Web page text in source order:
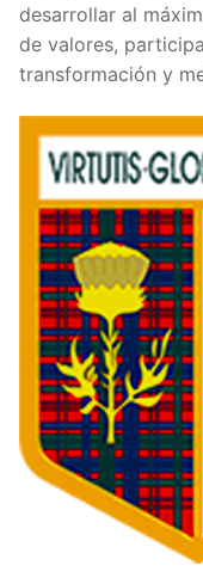
desarrollar al
de valores,
transformación y